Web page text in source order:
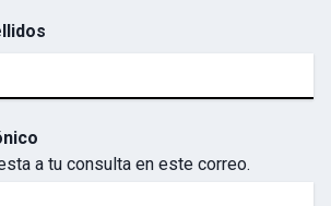
a tu consulta en este correo.